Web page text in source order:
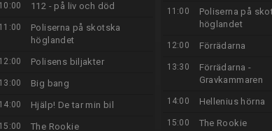
10:00 112 - på liv och död
11:00
Poliserna på skotska
höglandet
12:00 Polisens biljakter
13:00 Big bang
14:00 Hjälp! De tar min bil
15:00 The Rookie
11:00
Poliserna på
höglandet
12:00 Förrädarna
13:30
Förrädarna -
Gravkammaren
14:00 Hellenius hörna
15:00 The Rookie